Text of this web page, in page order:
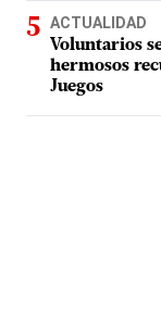
ACTUALIDAD
Voluntarios
hermosos
Juegos